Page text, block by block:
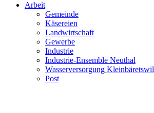
Arbeit
Gemeinde
Käsereien
Landwirtschaft
Gewerbe
Industrie
Industrie-Ensemble Neuthal
Wasserversorgung Kleinbäretswil
Post